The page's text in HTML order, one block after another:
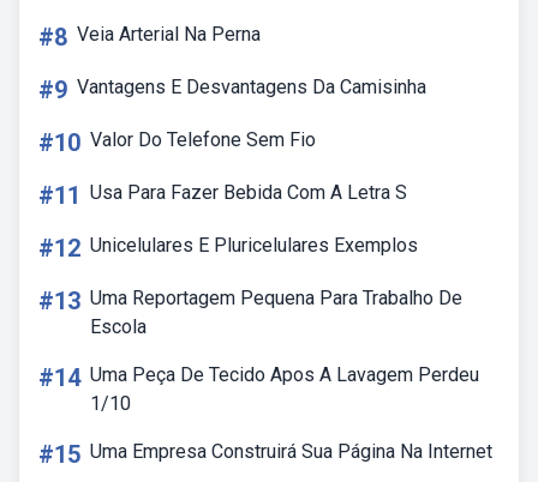
#8 Veia Arterial Na Perna
#9 Vantagens E Desvantagens Da Camisinha
#10 Valor Do Telefone Sem Fio
#11 Usa Para Fazer Bebida Com A Letra S
#12 Unicelulares E Pluricelulares Exemplos
#13 Uma Reportagem Pequena Para Trabalho De
Escola
#14 Uma Peça De Tecido Apos A Lavagem Perdeu
1/10
#15 Uma Empresa Construirá Sua Página Na Internet